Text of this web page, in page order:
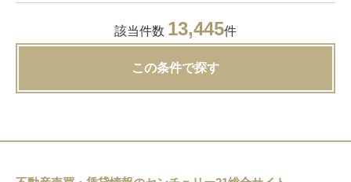
該当件数 13,445件
この条件で探す